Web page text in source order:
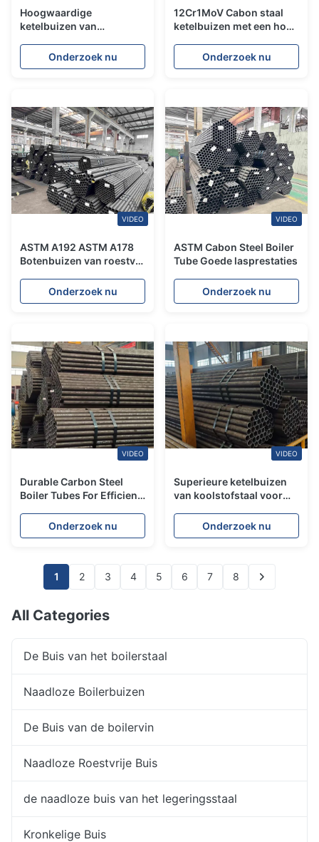
Hoogwaardige
ketelbuizen van
goede oxidatie- en
corrosiebestendigheid
Onderzoek nu
12Cr1MoV Cabon staal
ketelbuizen met een hoge
thermische sterkte
Onderzoek nu
VIDEO
ASTM A192 ASTM A178
Botenbuizen van roestvrij
Onderzoek nu
VIDEO
ASTM Cabon Steel Boiler
Tube Goede lasprestaties
Onderzoek nu
VIDEO
Durable Carbon Steel
Boiler Tubes For Efficient
Onderzoek nu
VIDEO
Superieure ketelbuizen
van koolstofstaal voor
corrosiebescherming
Onderzoek nu
1 2 3 4 5 6 7 8
All Categories
De Buis van het boilerstaal
Naadloze Boilerbuizen
De Buis van de boilervin
Naadloze Roestvrije Buis
de naadloze buis van het legeringsstaal
Kronkelige Buis